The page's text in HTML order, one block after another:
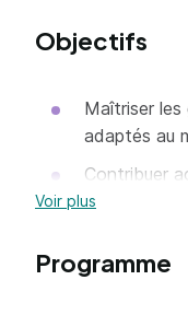
Objectifs
Maîtriser les
adaptés au
Contribuer
risques
intervenir
Voir plus
Programme